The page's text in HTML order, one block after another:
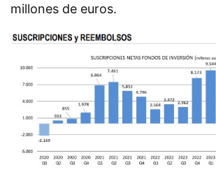
millones de euros.